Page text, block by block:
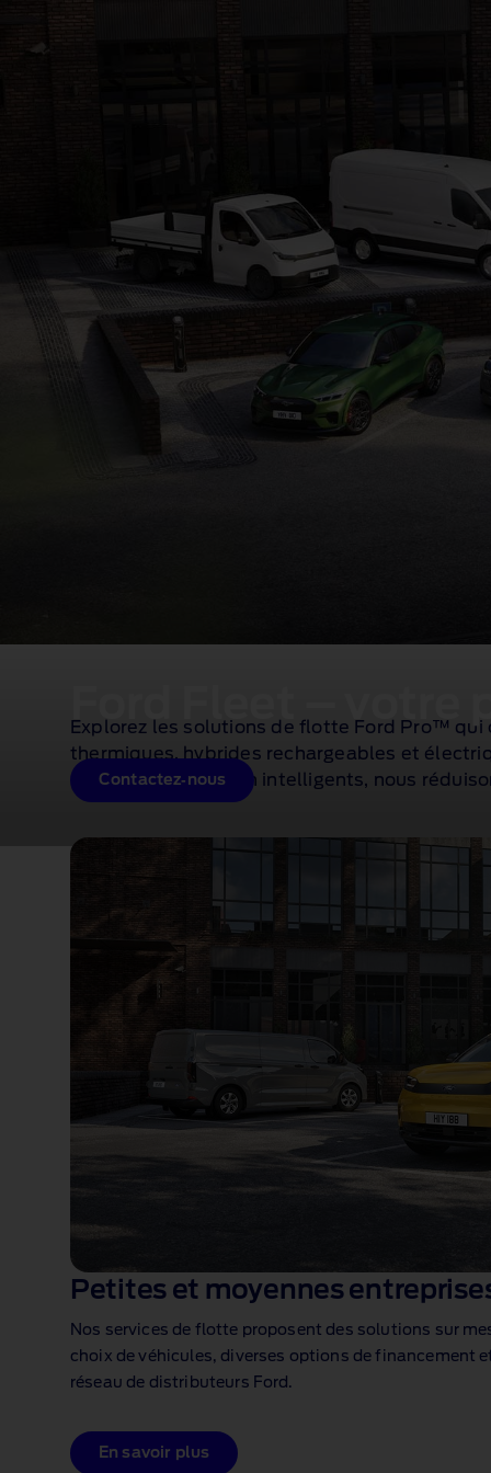
Contactez‑nous
Explorez les solutions de flotte Ford Pro™
thermiques, hybrides rechargeables et
nos outils de gestion intelligents, nous
Petites et moyennes
Nos services de flotte proposent des solutions sur
choix de véhicules, diverses options de financement
réseau de distributeurs Ford.
En savoir plus